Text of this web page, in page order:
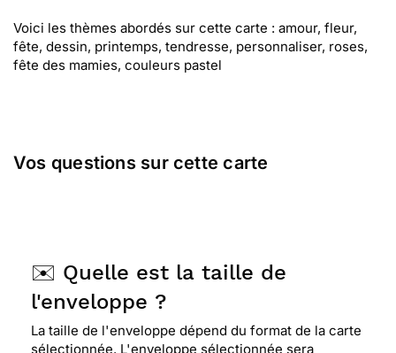
Voici les thèmes abordés sur cette carte : amour, fleur,
fête, dessin, printemps, tendresse, personnaliser, roses,
fête des mamies, couleurs pastel
Vos questions sur cette carte
✉️ Quelle est la taille de
l'enveloppe ?
La taille de l'enveloppe dépend du format de la carte
sélectionnée. L'enveloppe sélectionnée sera